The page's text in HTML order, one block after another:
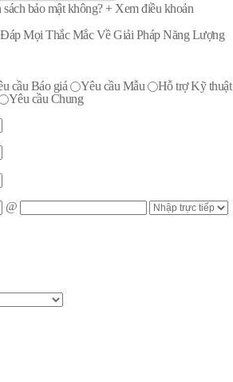
bảo mật không? + Xem điều khoản
Mọi Thắc Mắc Về Giải Pháp Năng Lượng
cầu Báo giá Yêu cầu Mẫu
Hỗ trợ Kỹ thuật
Yêu cầu Chung
@